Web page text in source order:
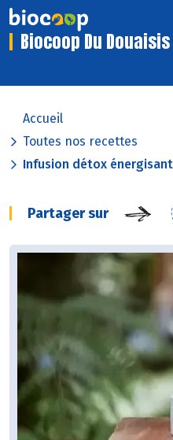
Biocoop Du Douaisis
Accueil
Toutes nos recettes
Infusion détox
Partager sur